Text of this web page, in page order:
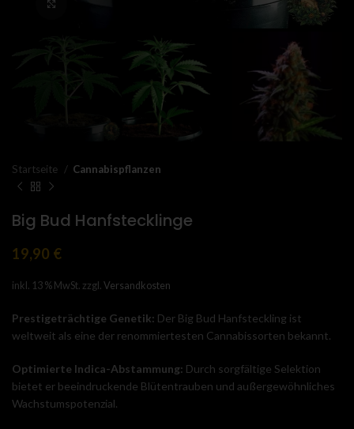
Startseite Cannabispflanzen
Big Bud Hanfstecklinge
19,90 €
inkl. 13 % MwSt. zzgl. Versandkosten
Prestigeträchtige Genetik: Der Big Bud Hanfsteckling ist
weltweit als eine der renommiertesten Cannabissorten bekannt.
Optimierte Indica-Abstammung: Durch sorgfältige Selektion
bietet er beeindruckende Blütentrauben und außergewöhnliches
Wachstumspotenzial.